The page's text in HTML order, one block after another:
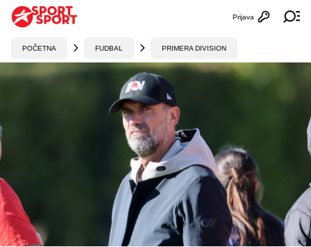
Otvori
Prijava
POČETNA FUDBAL PRIMERA DIVISION